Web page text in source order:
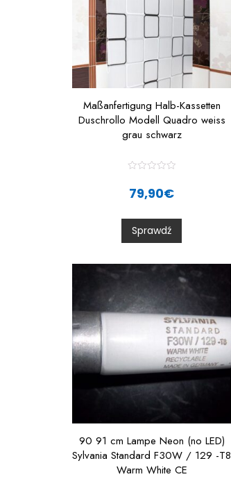
Maßanfertigung Halb-Kassetten
Duschrollo Modell Quadro weiss
grau schwarz
t
0
o
u
t
79,90€
Sprawdź
90 91 cm Lampe Neon (no LED)
Sylvania Standard F30W / 129 -T8
Warm White CE